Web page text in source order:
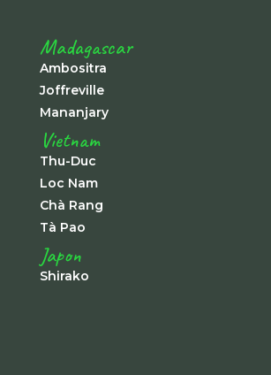
Madagascar
Ambositra
Joffreville
Mananjary
Vietnam
Thu-Duc
Loc Nam
Chà Rang
Tà Pao
Japon
Shirako